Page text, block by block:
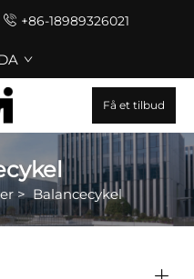
+86-18989326021
Få et tilbud
>Balancecykel